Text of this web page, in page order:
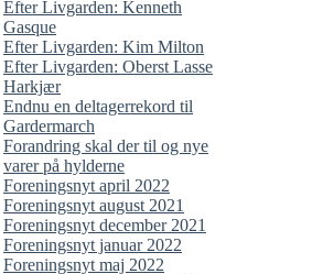
Efter Livgarden: Kenneth
Gasque
Efter Livgarden: Kim Milton
Efter Livgarden: Oberst Lasse
Harkjær
Endnu en deltagerrekord til
Gardermarch
Forandring skal der til og nye
varer på hylderne
Foreningsnyt april 2022
Foreningsnyt august 2021
Foreningsnyt december 2021
Foreningsnyt januar 2022
Foreningsnyt maj 2022